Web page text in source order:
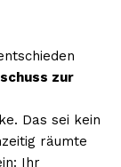
zur
Das sei kein
räumte
Ihr